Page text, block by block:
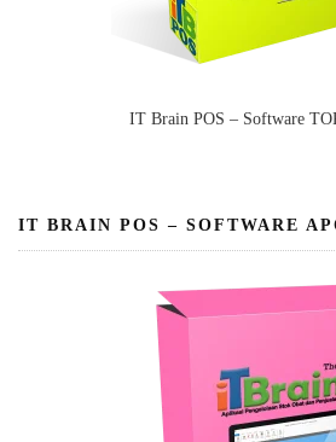
IT Brain POS – Software
IT BRAIN POS – SOFTWARE